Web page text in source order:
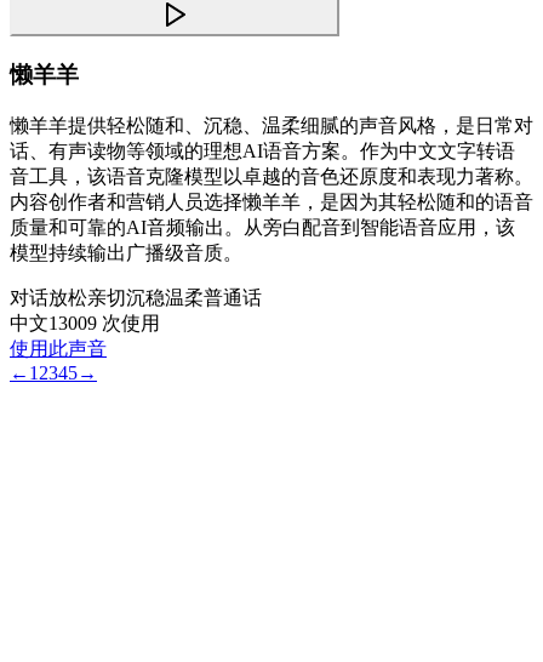
懒羊羊
懒羊羊提供轻松随和、沉稳、温柔细腻的声音风格，是日常对
话、有声读物等领域的理想AI语音方案。作为中文文字转语
音工具，该语音克隆模型以卓越的音色还原度和表现力著称。
内容创作者和营销人员选择懒羊羊，是因为其轻松随和的语音
质量和可靠的AI音频输出。从旁白配音到智能语音应用，该
模型持续输出广播级音质。
对话放松亲切沉稳温柔普通话
中文13009 次使用
使用此声音
← 1 2345→